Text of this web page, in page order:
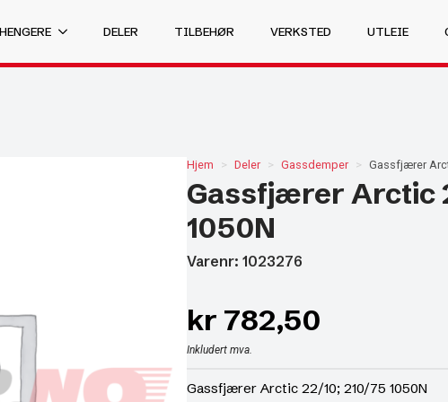
DELER TILBEHØR VERKSTED UTLEIE
Hjem Deler Gassdemper Gassfjærer
Gassfjærer Arctic
1050N
Varenr: 1023276
kr 782,50
Inkludert mva.
Gassfjærer Arctic 22/10; 210/75 1050N